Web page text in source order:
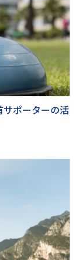
ポーターの活